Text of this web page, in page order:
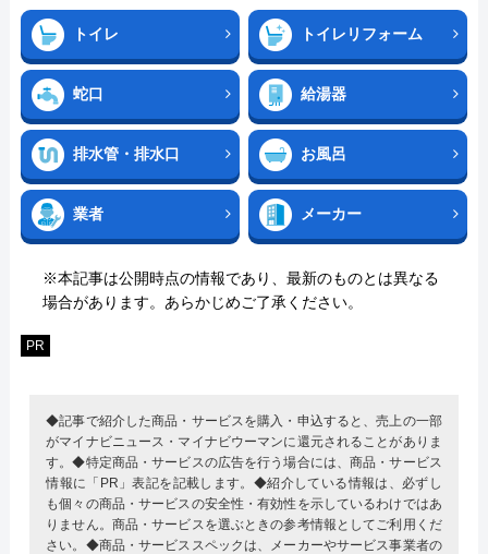
トイレ トイレリフォーム
蛇口 給湯器
排水管・排水口 お風呂
業者 メーカー
※本記事は公開時点の情報であり、最新のものとは異なる
場合があります。あらかじめご了承ください。
PR
◆記事で紹介した商品・サービスを購入・申込すると、売上の一部
がマイナビニュース・マイナビウーマンに還元されることがありま
す。◆特定商品・サービスの広告を行う場合には、商品・サービス
情報に「PR」表記を記載します。◆紹介している情報は、必ずし
も個々の商品・サービスの安全性・有効性を示しているわけではあ
りません。商品・サービスを選ぶときの参考情報としてご利用くだ
さい。◆商品・サービススペックは、メーカーやサービス事業者の